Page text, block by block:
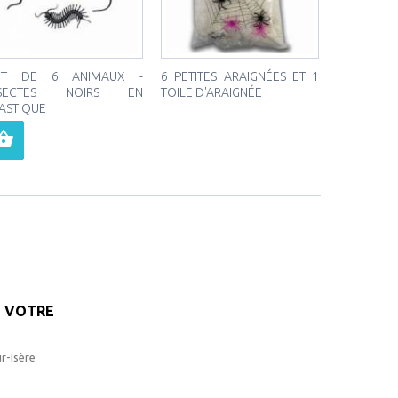
DE 6 ANIMAUX -
NOIRS EN
6 PETITES ARAIGNÉES ET 1
TOILE D'ARAIGNÉE
Isère